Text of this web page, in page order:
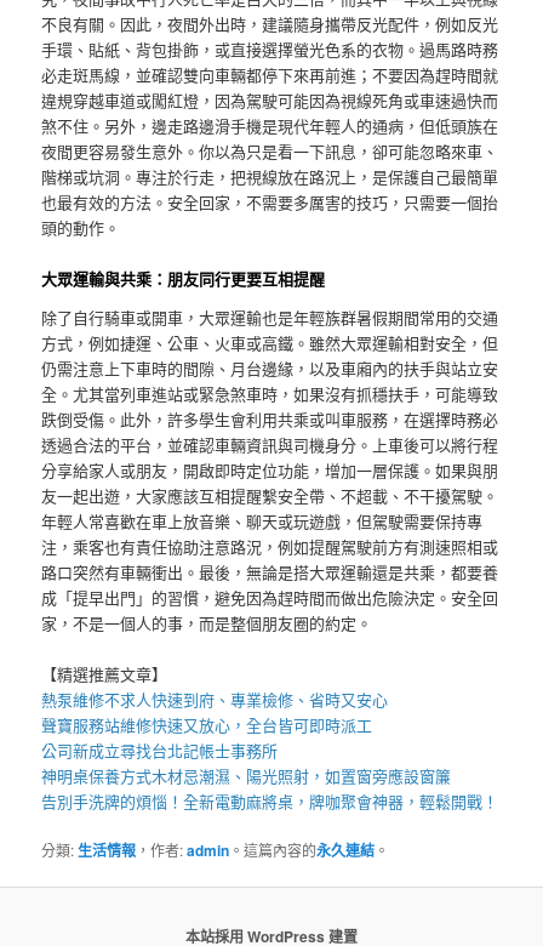
不良有關。因此，夜間外出時，建議隨身攜帶反光配件，例如反光
手環、貼紙、背包掛飾，或直接選擇螢光色系的衣物。過馬路時務
必走斑馬線，並確認雙向車輛都停下來再前進；不要因為趕時間就
違規穿越車道或闖紅燈，因為駕駛可能因為視線死角或車速過快而
煞不住。另外，邊走路邊滑手機是現代年輕人的通病，但低頭族在
夜間更容易發生意外。你以為只是看一下訊息，卻可能忽略來車、
階梯或坑洞。專注於行走，把視線放在路況上，是保護自己最簡單
也最有效的方法。安全回家，不需要多厲害的技巧，只需要一個抬
頭的動作。
大眾運輸與共乘：朋友同行更要互相提醒
除了自行騎車或開車，大眾運輸也是年輕族群暑假期間常用的交通
方式，例如捷運、公車、火車或高鐵。雖然大眾運輸相對安全，但
仍需注意上下車時的間隙、月台邊緣，以及車廂內的扶手與站立安
全。尤其當列車進站或緊急煞車時，如果沒有抓穩扶手，可能導致
跌倒受傷。此外，許多學生會利用共乘或叫車服務，在選擇時務必
透過合法的平台，並確認車輛資訊與司機身分。上車後可以將行程
分享給家人或朋友，開啟即時定位功能，增加一層保護。如果與朋
友一起出遊，大家應該互相提醒繫安全帶、不超載、不干擾駕駛。
年輕人常喜歡在車上放音樂、聊天或玩遊戲，但駕駛需要保持專
注，乘客也有責任協助注意路況，例如提醒駕駛前方有測速照相或
路口突然有車輛衝出。最後，無論是搭大眾運輸還是共乘，都要養
成「提早出門」的習慣，避免因為趕時間而做出危險決定。安全回
家，不是一個人的事，而是整個朋友圈的約定。
【精選推薦文章】
熱泵維修不求人快速到府、專業檢修、省時又安心
聲寶服務站維修快速又放心，全台皆可即時派工
公司新成立尋找台北記帳士事務所
神明桌保養方式木材忌潮濕、陽光照射，如置窗旁應設窗簾
告別手洗牌的煩惱！全新電動麻將桌 ，牌咖聚會神器，輕鬆開戰！
分類:生活情報 ，作者:admin 。這篇內容的永久連結 。
本站採用 WordPress 建置